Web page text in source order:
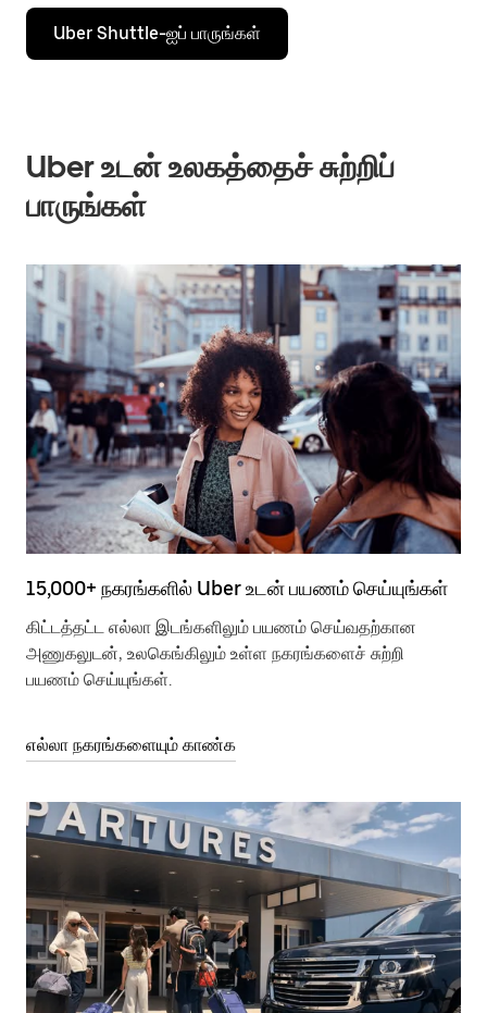
Uber Shuttle-ஐப் பாருங்கள்
Uber உடன் உலகத்தைச் சுற்றிப்
பாருங்கள்
15,000+ நகரங்களில் Uber உடன் பயணம் செய்யுங்கள்
கிட்டத்தட்ட எல்லா இடங்களிலும் பயணம் செய்வதற்கான
அணுகலுடன், உலகெங்கிலும் உள்ள நகரங்களைச் சுற்றி
பயணம் செய்யுங்கள்.
எல்லா நகரங்களையும் காண்க